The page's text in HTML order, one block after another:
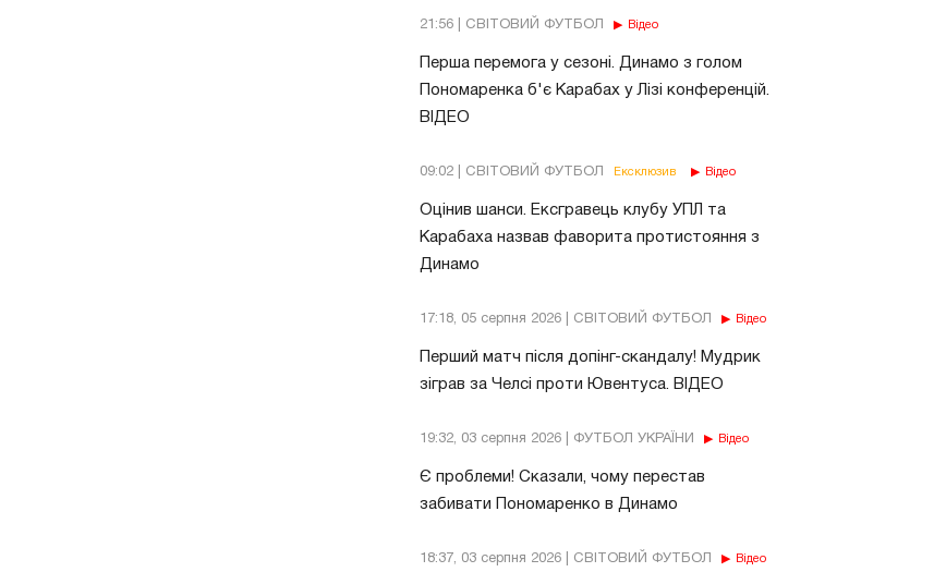
21:56 | СВІТОВИЙ ФУТБОЛ Відео
Перша перемога у сезоні. Динамо з голом
Пономаренка б'є Карабах у Лізі конференцій.
ВІДЕО
09:02 | СВІТОВИЙ ФУТБОЛ Ексклюзив Відео
Оцінив шанси. Ексгравець клубу УПЛ та
Карабаха назвав фаворита протистояння з
Динамо
17:18, 05 серпня 2026 | СВІТОВИЙ ФУТБОЛ Відео
Перший матч після допінг-скандалу! Мудрик
зіграв за Челсі проти Ювентуса. ВІДЕО
19:32, 03 серпня 2026 | ФУТБОЛ УКРАЇНИ Відео
Є проблеми! Сказали, чому перестав
забивати Пономаренко в Динамо
18:37, 03 серпня 2026 | СВІТОВИЙ ФУТБОЛ Відео